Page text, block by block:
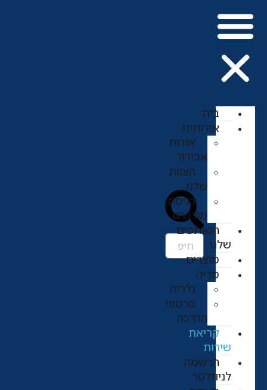
בית
אודותינו
אודות
אבידור
הצוות
שלנו
כניסת
מורשים
השותפים
שלנו
מוצרים
מדיה
גלריה
סרטוני
הדרכה
קריאת
שירות
הרשמה
לניוזלטר